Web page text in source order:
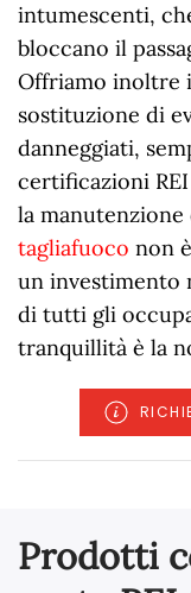
intumescenti,
bloccano il
Offriamo inoltre
sostituzione di
danneggiati,
certificazioni
la
tagliafuoco non
un investimento
di tutti gli
tranquillità è la
Prodotti